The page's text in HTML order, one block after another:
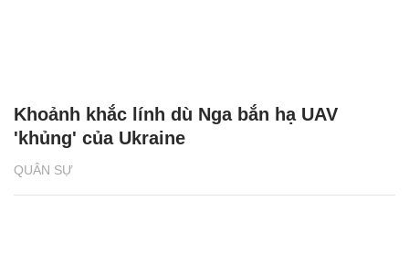
QUÂN SỰ
Khoảnh khắc lính dù Nga bắn hạ UAV
'khủng' của Ukraine